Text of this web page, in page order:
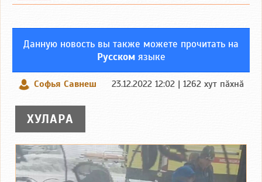
Данную новость вы также можете прочитать на
Русскомязыке
Софья Савнеш 23.12.2022 12:02 | 1262 хут пӑхнӑ
ХУЛАРА